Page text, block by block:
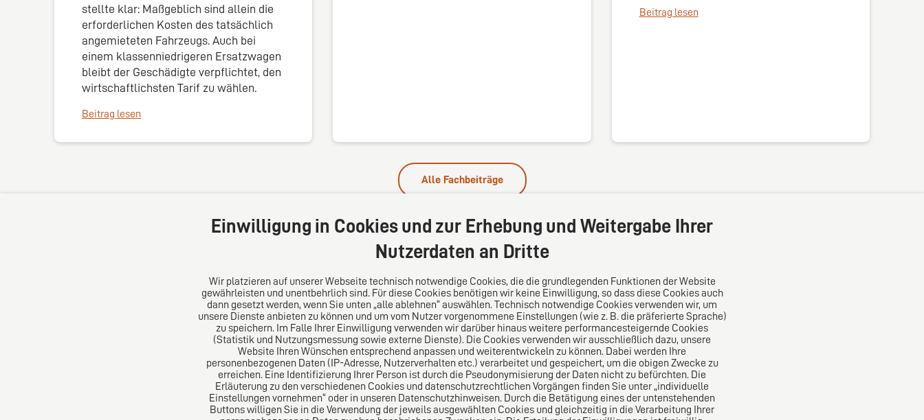
stellte klar: Maßgeblich sind allein die
erforderlichen Kosten des tatsächlich
angemieteten Fahrzeugs. Auch bei
einem klassenniedrigeren Ersatzwagen
bleibt der Geschädigte verpflichtet, den
wirtschaftlichsten Tarif zu wählen.
Beitrag lesen
Beitrag lesen
Alle Fachbeiträge
Über uns
Das Kanzlei-Vertrauensnetzwerk.
Aus Europa für die Welt. Für den
erfolgreichen Mittelstand.
Folgen Sie uns auf Das europäische Kanzlei-Netzwerk
Einwilligung in Cookies und zur Erhebung und Weitergabe Ihrer
Nutzerdaten an Dritte
Wir platzieren auf unserer Webseite technisch notwendige Cookies, die die grundlegenden Funktionen der Website
gewährleisten und unentbehrlich sind. Für diese Cookies benötigen wir keine Einwilligung, so dass diese Cookies auch
dann gesetzt werden, wenn Sie unten „alle ablehnen“ auswählen. Technisch notwendige Cookies verwenden wir, um
unsere Dienste anbieten zu können und um vom Nutzer vorgenommene Einstellungen (wie z. B. die präferierte Sprache)
zu speichern. Im Falle Ihrer Einwilligung verwenden wir darüber hinaus weitere performancesteigernde Cookies
(Statistik und Nutzungsmessung sowie externe Dienste). Die Cookies verwenden wir ausschließlich dazu, unsere
Website Ihren Wünschen entsprechend anpassen und weiterentwickeln zu können. Dabei werden Ihre
personenbezogenen Daten (IP-Adresse, Nutzerverhalten etc.) verarbeitet und gespeichert, um die obigen Zwecke zu
erreichen. Eine Identifizierung Ihrer Person ist durch die Pseudonymisierung der Daten nicht zu befürchten. Die
Erläuterung zu den verschiedenen Cookies und datenschutzrechtlichen Vorgängen finden Sie unter „individuelle
Einstellungen vornehmen“ oder in unseren Datenschutzhinweisen. Durch die Betätigung eines der untenstehenden
Buttons willigen Sie in die Verwendung der jeweils ausgewählten Cookies und gleichzeitig in die Verarbeitung Ihrer